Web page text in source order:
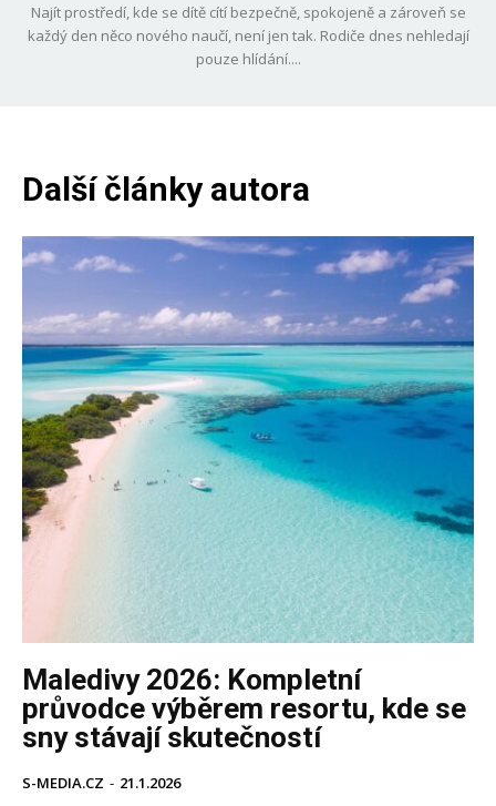
Najít prostředí, kde se dítě cítí bezpečně, spokojeně a zároveň se
každý den něco nového naučí, není jen tak. Rodiče dnes nehledají
pouze hlídání....
Další články autora
Maledivy 2026: Kompletní
průvodce výběrem resortu, kde se
sny stávají skutečností
S-MEDIA.CZ - 21.1.2026